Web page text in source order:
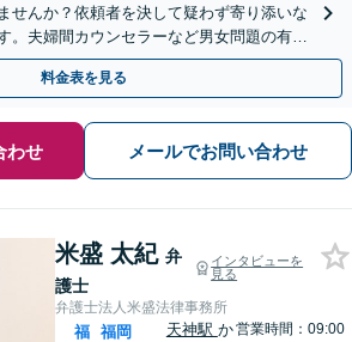
せんか？依頼者を決して疑わず寄り添いな
。夫婦間カウンセラーなど男女問題の有資
土日祝・夜間早朝も対応】
料金表を見る
わせ メールでお問い合わせ
米盛 太紀 弁
護士
インタビューを
見る
弁護士法人米盛法律事務所
福
福岡
天神駅 か営業時間：09:00